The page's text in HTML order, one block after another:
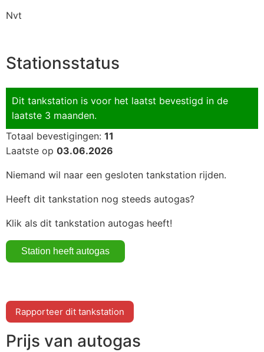
Nvt
Stationsstatus
Dit tankstation is voor het laatst bevestigd in de
laatste 3 maanden.
Totaal bevestigingen: 11
Laatste op 03.06.2026
Niemand wil naar een gesloten tankstation rijden.
Heeft dit tankstation nog steeds autogas?
Klik als dit tankstation autogas heeft!
Rapporteer dit tankstation
Prijs van autogas